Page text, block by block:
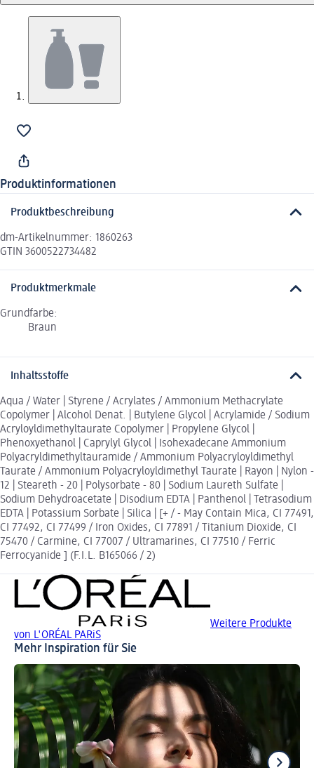
Produktinformationen
Produktbeschreibung
dm-Artikelnummer: 1860263
GTIN 3600522734482
Produktmerkmale
Grundfarbe:
Braun
Inhaltsstoffe
Aqua / Water | Styrene / Acrylates / Ammonium Methacrylate
Copolymer | Alcohol Denat. | Butylene Glycol | Acrylamide / Sodium
Acryloyldimethyltaurate Copolymer | Propylene Glycol |
Phenoxyethanol | Caprylyl Glycol | Isohexadecane Ammonium
Polyacryldimethyltauramide / Ammonium Polyacryloyldimethyl
Taurate / Ammonium Polyacryloyldimethyl Taurate | Rayon | Nylon -
12 | Steareth - 20 | Polysorbate - 80 | Sodium Laureth Sulfate |
Sodium Dehydroacetate | Disodium EDTA | Panthenol | Tetrasodium
EDTA | Potassium Sorbate | Silica | [+ / - May Contain Mica, CI 77491,
CI 77492, CI 77499 / Iron Oxides, CI 77891 / Titanium Dioxide, CI
75470 / Carmine, CI 77007 / Ultramarines, CI 77510 / Ferric
Ferrocyanide ] (F.I.L. B165066 / 2)
Weitere Produkte
von L'ORÉAL PARiS
Mehr Inspiration für Sie